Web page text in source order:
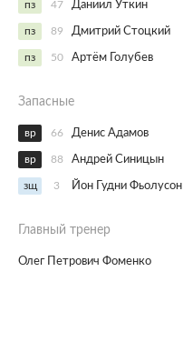
пз 47 Даниил Уткин
пз 89 Дмитрий Стоцкий
пз 50 Артём Голубев
Запасные
вр 66 Денис Адамов
вр 88 Андрей Синицын
зщ 3 Йон Гудни Фьолусон
Главный тренер
Олег Петрович Фоменко